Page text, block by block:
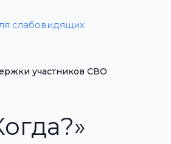
слабовидящих
участников СВО